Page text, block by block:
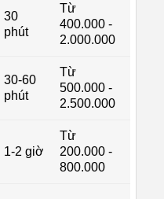
30
phút
Từ
400.000 -
2.000.000
30-60
phút
Từ
500.000 -
2.500.000
1-2 giờ
Từ
200.000 -
800.000